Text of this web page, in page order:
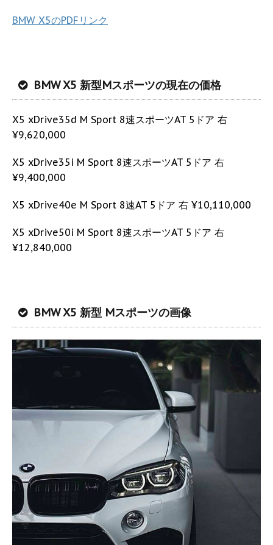
BMW X5のPDFリンク
BMW X5 新型Mスポーツの現在の価格
X5 xDrive35d M Sport 8速スポーツAT 5ドア 右
¥9,620,000
X5 xDrive35i M Sport 8速スポーツAT 5ドア 右
¥9,400,000
X5 xDrive40e M Sport 8速AT 5ドア 右 ¥10,110,000
X5 xDrive50i M Sport 8速スポーツAT 5ドア 右
¥12,840,000
BMW X5 新型 Mスポーツの画像